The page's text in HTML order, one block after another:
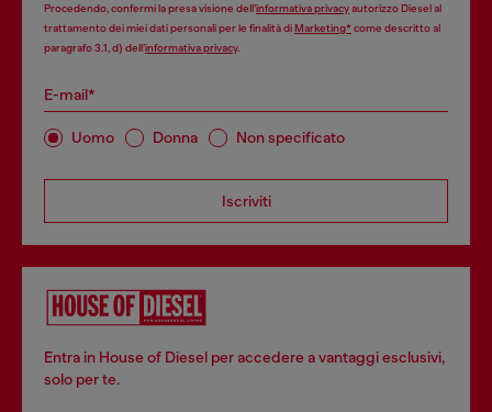
Procedendo, confermi la presa visione dell’informativa privacyautorizzo Diesel al
trattamento dei miei dati personali per le finalità diMarketing*come descritto al
paragrafo 3.1, d) dell’informativa privacy.
E-mail*
Uomo Donna Non specificato
Iscriviti
Entra in House of Diesel per accedere a vantaggi esclusivi,
solo per te.